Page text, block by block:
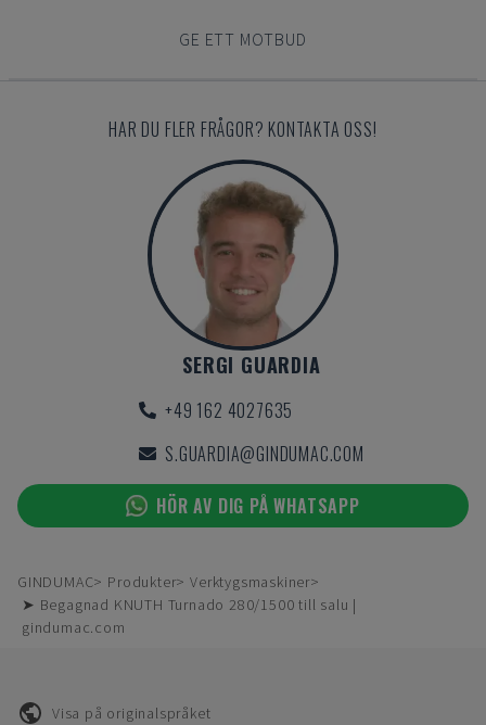
GE ETT MOTBUD
HAR DU FLER FRÅGOR? KONTAKTA OSS!
SERGI GUARDIA
+49 162 4027635
S.GUARDIA@GINDUMAC.COM
HÖR AV DIG PÅ WHATSAPP
GINDUMAC Produkter
Verktygsmaskiner
➤ Begagnad KNUTH Turnado 280/1500 till salu |
gindumac.com
Visa på originalspråket